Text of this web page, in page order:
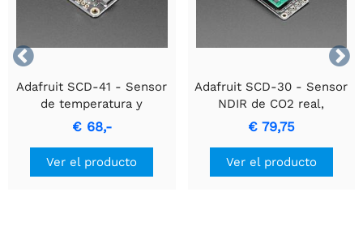


Adafruit SCD-41 - Sensor
de temperatura y
humedad de CO2 real
€ 68,-
Ver el producto
Adafruit SCD-30 - Sensor
NDIR de CO2 real,
temperatura y humedad
€ 79,75
Ver el producto